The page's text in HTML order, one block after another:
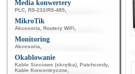
Media konwertery
PLC RS-232/RS-485
MikroTik
Akcesoria Routery WiFi
Monitoring
Akcesoria
Okablowanie
Kable Sieciowe (skrętka) Patchcordy,
Kable Koncentryczne